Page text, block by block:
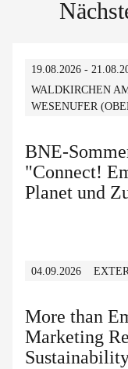
19.08.2026 -
WALDKIRCHEN
WESENUFER
BNE-
"Connect!
Planet und
04.09.2026
More than
Marketing